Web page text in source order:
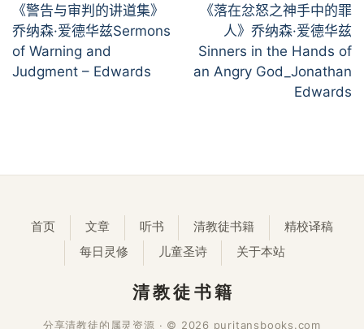
《警告与审判的讲道集》
乔纳森·爱德华兹Sermons
of Warning and
Judgment – Edwards
《落在忿怒之神手中的罪
人》乔纳森·爱德华兹
Sinners in the Hands of
an Angry God_Jonathan
Edwards
首页 文章 听书 清教徒书籍
精校译稿
每日灵修
儿童圣诗 关于本站